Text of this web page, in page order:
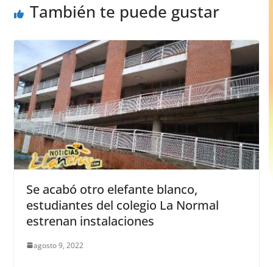
También te puede gustar
Se acabó otro elefante blanco,
estudiantes del colegio La Normal
estrenan instalaciones
agosto 9, 2022